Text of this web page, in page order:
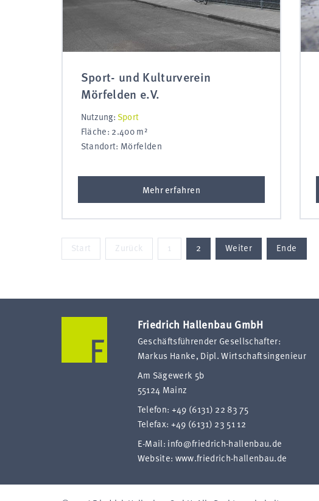
Sport- und Kulturverein
Mörfelden e.V.
Nutzung: Sport
Fläche: 2.400 m²
Standort: Mörfelden
Mehr erfahren
Start Zurück 1 2 Weiter Ende
Friedrich Hallenbau GmbH
Geschäftsführender Gesellschafter:
Markus Hanke, Dipl. Wirtschaftsingenieur
Am Sägewerk 5b
55124 Mainz
Telefon: +49 (6131) 22 83 75
Telefax: +49 (6131) 23 51 12
E-Mail: info@friedrich-hallenbau.de
Website: www.friedrich-hallenbau.de